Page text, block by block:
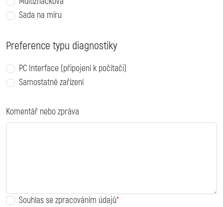
Sada na míru
Preference typu diagnostiky
PC Interface (připojení k počítači)
Samostatné zařízení
Komentář nebo zpráva
Souhlas se zpracováním údajů